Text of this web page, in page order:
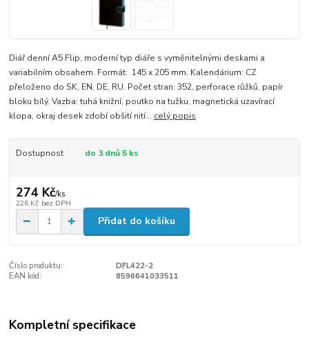
Diář denní A5 Flip, moderní typ diáře s vyměnitelnými deskami a
variabilním obsahem. Formát: 145 x 205 mm. Kalendárium: CZ
přeloženo do SK, EN, DE, RU. Počet stran: 352, perforace růžků, papír
bloku bílý. Vazba: tuhá knižní, poutko na tužku, magnetická uzavírací
klopa, okraj desek zdobí obšití nití... celý popis
Dostupnost do 3 dnů 5 ks
274 Kč/ks
226 Kč bez DPH
Přidat do košíku
Číslo produktu:
DFL422-2
EAN kód:
8596641033511
Kompletní specifikace